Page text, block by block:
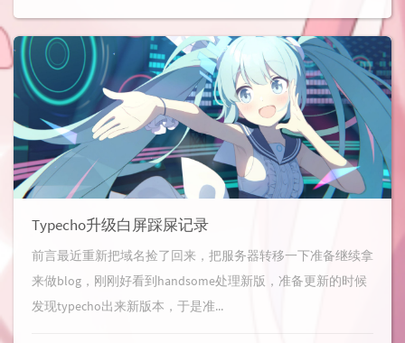
Typecho升级白屏踩屎记录
前言最近重新把域名捡了回来，把服务器转移一下准备继续拿
来做blog，刚刚好看到handsome处理新版，准备更新的时候
发现typecho出来新版本，于是准...